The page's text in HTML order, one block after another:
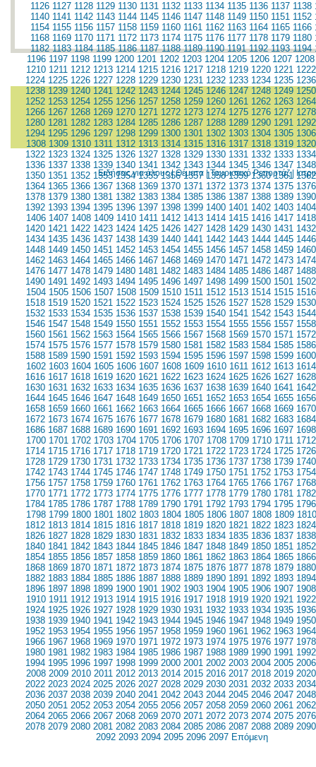
1126 1127 1128 1129 1130 1131 1132 1133 1134 1135 1136 1137 1138
1140 1141 1142 1143 1144 1145 1146 1147 1148 1149 1150 1151 1152
1154 1155 1156 1157 1158 1159 1160 1161 1162 1163 1164 1165 1166
1168 1169 1170 1171 1172 1173 1174 1175 1176 1177 1178 1179 1180
1182 1183 1184 1185 1186 1187 1188 1189 1190 1191 1192 1193 1194
1196 1197 1198 1199 1200 1201 1202 1203 1204 1205 1206 1207 1208
1210 1211 1212 1213 1214 1215 1216 1217 1218 1219 1220 1221 1222
1224 1225 1226 1227 1228 1229 1230 1231 1232 1233 1234 1235 1236
1238 1239 1240 1241 1242 1243 1244 1245 1246 1247 1248 1249 1250
1252 1253 1254 1255 1256 1257 1258 1259 1260 1261 1262 1263 1264
1266 1267 1268 1269 1270 1271 1272 1273 1274 1275 1276 1277 1278
1280 1281 1282 1283 1284 1285 1286 1287 1288 1289 1290 1291 1292
1294 1295 1296 1297 1298 1299 1300 1301 1302 1303 1304 1305 1306
1308 1309 1310 1311 1312 1313 1314 1315 1316 1317 1318 1319 1320
1322 1323 1324 1325 1326 1327 1328 1329 1330 1331 1332 1333 1334
1336 1337 1338 1339 1340 1341 1342 1343 1344 1345 1346 1347 1348
1350 1351 1352 1353 1354 1355 1356 1357 1358 1359 1360 1361 1362
1364 1365 1366 1367 1368 1369 1370 1371 1372 1373 1374 1375 1376
1378 1379 1380 1381 1382 1383 1384 1385 1386 1387 1388 1389 1390
1392 1393 1394 1395 1396 1397 1398 1399 1400 1401 1402 1403 1404
1406 1407 1408 1409 1410 1411 1412 1413 1414 1415 1416 1417 1418
1420 1421 1422 1423 1424 1425 1426 1427 1428 1429 1430 1431 1432
1434 1435 1436 1437 1438 1439 1440 1441 1442 1443 1444 1445 1446
1448 1449 1450 1451 1452 1453 1454 1455 1456 1457 1458 1459 1460
1462 1463 1464 1465 1466 1467 1468 1469 1470 1471 1472 1473 1474
1476 1477 1478 1479 1480 1481 1482 1483 1484 1485 1486 1487 1488
1490 1491 1492 1493 1494 1495 1496 1497 1498 1499 1500 1501 1502
1504 1505 1506 1507 1508 1509 1510 1511 1512 1513 1514 1515 1516
1518 1519 1520 1521 1522 1523 1524 1525 1526 1527 1528 1529 1530
1532 1533 1534 1535 1536 1537 1538 1539 1540 1541 1542 1543 1544
1546 1547 1548 1549 1550 1551 1552 1553 1554 1555 1556 1557 1558
1560 1561 1562 1563 1564 1565 1566 1567 1568 1569 1570 1571 1572
1574 1575 1576 1577 1578 1579 1580 1581 1582 1583 1584 1585 1586
1588 1589 1590 1591 1592 1593 1594 1595 1596 1597 1598 1599 1600
1602 1603 1604 1605 1606 1607 1608 1609 1610 1611 1612 1613 1614
1616 1617 1618 1619 1620 1621 1622 1623 1624 1625 1626 1627 1628
1630 1631 1632 1633 1634 1635 1636 1637 1638 1639 1640 1641 1642
1644 1645 1646 1647 1648 1649 1650 1651 1652 1653 1654 1655 1656
1658 1659 1660 1661 1662 1663 1664 1665 1666 1667 1668 1669 1670
1672 1673 1674 1675 1676 1677 1678 1679 1680 1681 1682 1683 1684
1686 1687 1688 1689 1690 1691 1692 1693 1694 1695 1696 1697 1698
1700 1701 1702 1703 1704 1705 1706 1707 1708 1709 1710 1711 1712
1714 1715 1716 1717 1718 1719 1720 1721 1722 1723 1724 1725 1726
1728 1729 1730 1731 1732 1733 1734 1735 1736 1737 1738 1739 1740
1742 1743 1744 1745 1746 1747 1748 1749 1750 1751 1752 1753 1754
1756 1757 1758 1759 1760 1761 1762 1763 1764 1765 1766 1767 1768
1770 1771 1772 1773 1774 1775 1776 1777 1778 1779 1780 1781 1782
1784 1785 1786 1787 1788 1789 1790 1791 1792 1793 1794 1795 1796
1798 1799 1800 1801 1802 1803 1804 1805 1806 1807 1808 1809 1810
1812 1813 1814 1815 1816 1817 1818 1819 1820 1821 1822 1823 1824
1826 1827 1828 1829 1830 1831 1832 1833 1834 1835 1836 1837 1838
1840 1841 1842 1843 1844 1845 1846 1847 1848 1849 1850 1851 1852
1854 1855 1856 1857 1858 1859 1860 1861 1862 1863 1864 1865 1866
1868 1869 1870 1871 1872 1873 1874 1875 1876 1877 1878 1879 1880
1882 1883 1884 1885 1886 1887 1888 1889 1890 1891 1892 1893 1894
1896 1897 1898 1899 1900 1901 1902 1903 1904 1905 1906 1907 1908
1910 1911 1912 1913 1914 1915 1916 1917 1918 1919 1920 1921 1922
1924 1925 1926 1927 1928 1929 1930 1931 1932 1933 1934 1935 1936
1938 1939 1940 1941 1942 1943 1944 1945 1946 1947 1948 1949 1950
1952 1953 1954 1955 1956 1957 1958 1959 1960 1961 1962 1963 1964
1966 1967 1968 1969 1970 1971 1972 1973 1974 1975 1976 1977 1978
1980 1981 1982 1983 1984 1985 1986 1987 1988 1989 1990 1991 1992
1994 1995 1996 1997 1998 1999 2000 2001 2002 2003 2004 2005 2006
2008 2009 2010 2011 2012 2013 2014 2015 2016 2017 2018 2019 2020
2022 2023 2024 2025 2026 2027 2028 2029 2030 2031 2032 2033 2034
2036 2037 2038 2039 2040 2041 2042 2043 2044 2045 2046 2047 2048
2050 2051 2052 2053 2054 2055 2056 2057 2058 2059 2060 2061 2062
2064 2065 2066 2067 2068 2069 2070 2071 2072 2073 2074 2075 2076
2078 2079 2080 2081 2082 2083 2084 2085 2086 2087 2088 2089 2090
2092 2093 2094 2095 2096 2097 Επόμενη
Ειδήσεις για όλους|Θέματα|Τουριστικό Ρεπορτάζ|